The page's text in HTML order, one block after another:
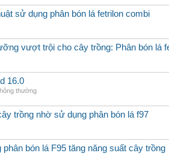
sử dụng phân bón lá fetrilon combi
vượt trội cho cây trồng: Phân bón lá
16.0
thường
trồng nhờ sử dụng phân bón lá f97
phân bón lá F95 tăng năng suất cây trồng